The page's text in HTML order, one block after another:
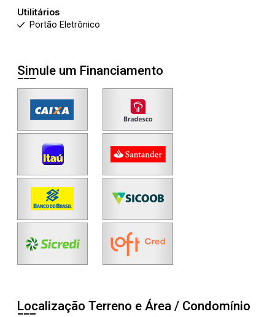
Utilitários
Portão Eletrônico
Simule um Financiamento
Localização Terreno e Área / Condomínio